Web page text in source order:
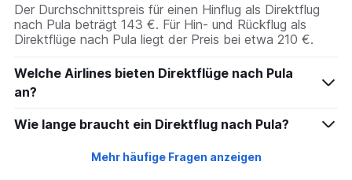
Der Durchschnittspreis für einen Hinflug als Direktflug
nach Pula beträgt 143 €. Für Hin- und Rückflug als
Direktflüge nach Pula liegt der Preis bei etwa 210 €.
Welche Airlines bieten Direktflüge nach Pula
an?
Wie lange braucht ein Direktflug nach Pula?
Mehr häufige Fragen anzeigen